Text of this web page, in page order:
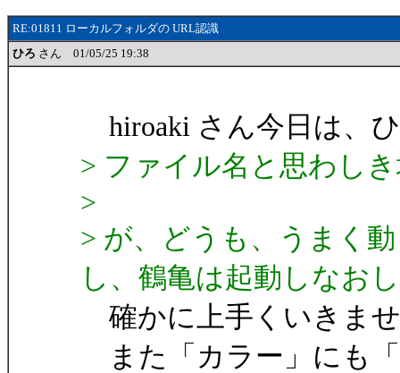
RE:01811 ローカルフォルダの URL認識
ひろ さん 01/05/25 19:38
hiroaki さん今日は、
> ファイル名と思わし
>
> が、どうも、うまく
し、鶴亀は起動しなお
確かに上手くいきま
また「カラー」にも